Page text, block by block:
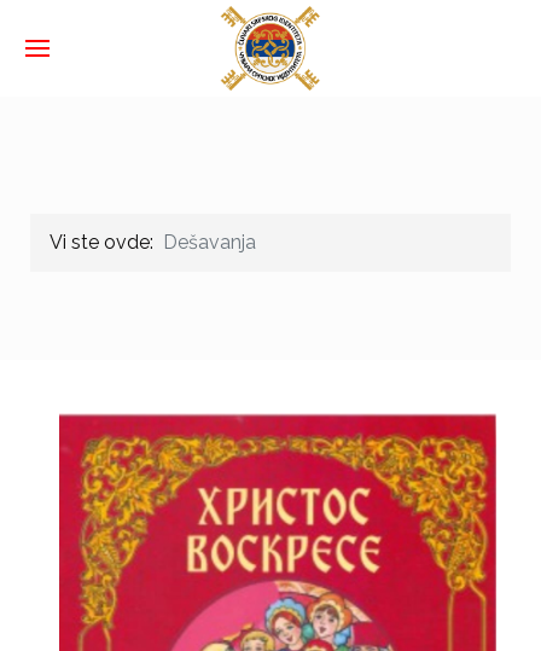
Vi ste ovde: Dešavanja